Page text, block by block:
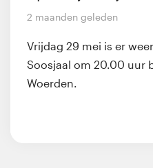
2 maanden geleden
Vrijdag 29 mei is er
Soosjaal om 20.00 uur
Woerden.